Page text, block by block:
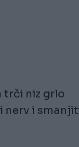
trči niz grlo
nerv i